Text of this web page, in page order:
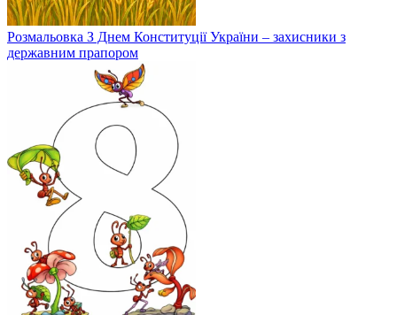
Розмальовка З Днем Конституції України – захисники з
державним прапором